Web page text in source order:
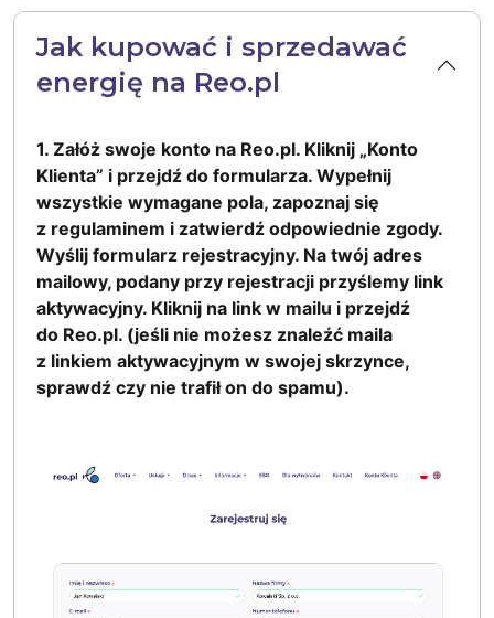
Jak kupować i sprzedawać
energię na Reo.pl
1. Załóż swoje konto na Reo.pl. Kliknij „Konto
Klienta” i przejdź do formularza. Wypełnij
wszystkie wymagane pola, zapoznaj się
z regulaminem i zatwierdź odpowiednie zgody.
Wyślij formularz rejestracyjny. Na twój adres
mailowy, podany przy rejestracji przyślemy link
aktywacyjny. Kliknij na link w mailu i przejdź
do Reo.pl. (jeśli nie możesz znaleźć maila
z linkiem aktywacyjnym w swojej skrzynce,
sprawdź czy nie trafił on do spamu).